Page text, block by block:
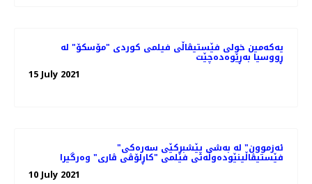
یەکەمین خولی فێستیڤاڵی فیلمی کوردی "مۆسکۆ" لە
ڕووسیا بەڕێوەدەچێت
15 July 2021
"ئەزموون" لە به‌شی پێشبڕکێی سه‌ره‌کی
فێستیڤاڵینێوده‌وڵه‌تی فیلمی "کاڕلۆڤی ڤاری" وه‌رگیرا
10 July 2021